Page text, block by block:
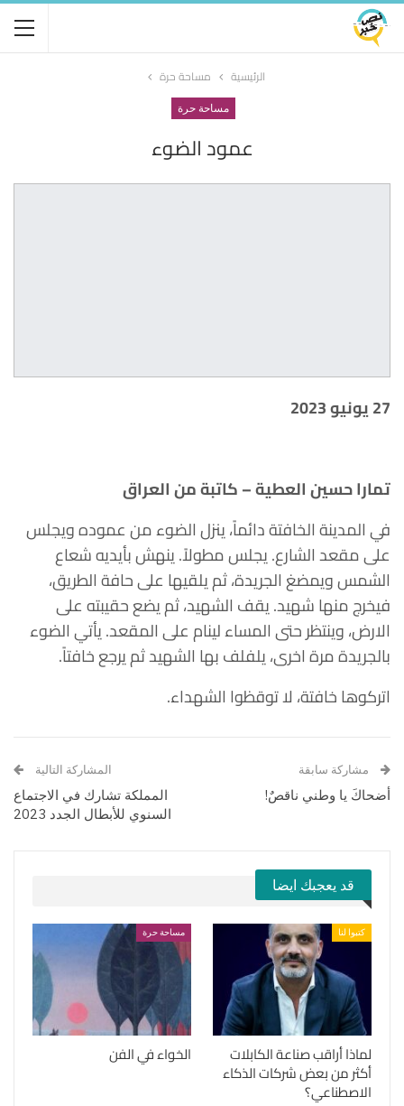
الرئيسية مساحة حرة
مساحة حرة
عمود الضوء
27 يونيو 2023
تمارا حسين العطية – كاتبة من العراق
في المدينة الخافتة دائماً، ينزل الضوء من عموده ويجلس
على مقعد الشارع. يجلس مطولاً. ينهش بأيديه شعاع
الشمس ويمضغ الجريدة، ثم يلقيها على حافة الطريق،
فيخرج منها شهيد. يقف الشهيد، ثم يضع حقيبته على
الارض، وينتظر حتى المساء لينام على المقعد. يأتي الضوء
بالجريدة مرة اخرى، يلفلف بها الشهيد ثم يرجع خافتاً.
اتركوها خافتة، لا توقظوا الشهداء.
مشاركة سابقة
أضحاكَ يا وطني ناقصٌ!
المشاركة التالية
المملكة تشارك في الاجتماع
السنوي للأبطال الجدد 2023
قد يعجبك ايضا
كتبوا لنا
لماذا أراقب صناعة الكابلات
أكثر من بعض شركات الذكاء
الاصطناعي؟
مساحة حرة
الخواء في الفن